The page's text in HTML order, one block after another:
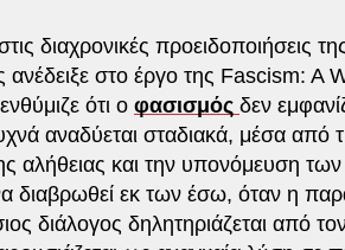
διαχρονικές
στο έργο της Fascism: A
ότι ο φασισμός δεν
αναδύεται σταδιακά, μέσα από
αλήθειας και την υπονόμευση
διαβρωθεί εκ των έσω, όταν η
διάλογος δηλητηριάζεται από